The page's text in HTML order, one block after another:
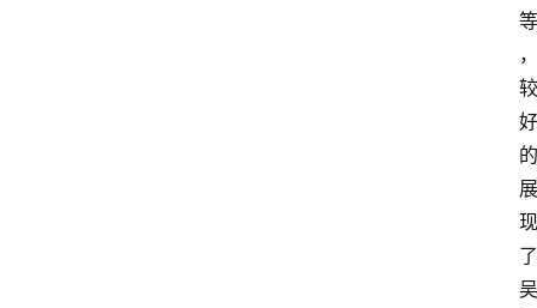
等
，
较
好
的
展
现
了
吴